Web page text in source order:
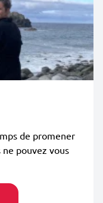
de promener
pouvez vous